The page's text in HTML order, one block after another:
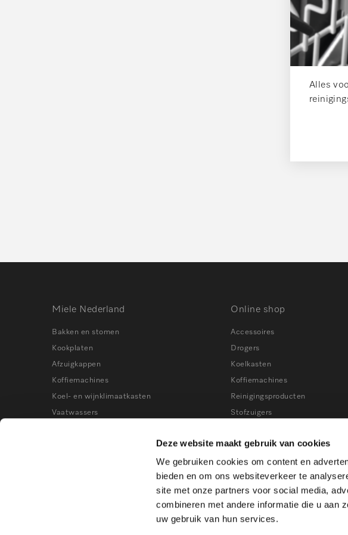
Deze website maakt gebruik van cookies
We gebruiken cookies om content en
bieden en om ons websiteverkeer te
site met onze partners voor social media,
combineren met andere informatie die u aan
uw gebruik van hun services.
Alles
Miele Nederland
Bakken en stomen
Kookplaten
Afzuigkappen
Koffiemachines
Koel- en wijnklimaatkasten
Vaatwassers
Online shop
Accessoires
Drogers
Koelkasten
Koffiemachines
Reinigingsproducten
Stofzuigers
Vaatwassers
Vrieskasten
Wasmachines
Wijnklimaatkasten